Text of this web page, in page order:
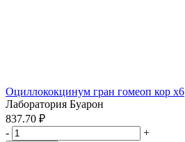
Оциллококцинум гран гомеоп кор x6
Лаборатория Буарон
837.70 ₽
-
+